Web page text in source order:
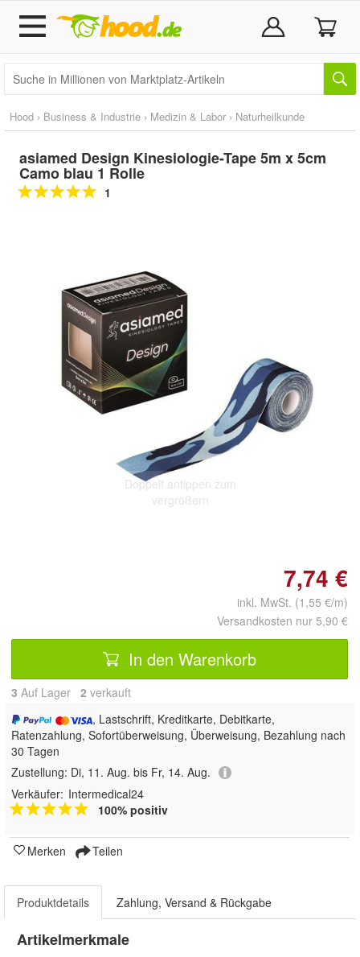
Hood › Business & Industrie › Medizin & Labor › Naturheilkunde
asiamed Design Kinesiologie-Tape 5m x 5cm
Camo blau 1 Rolle
1
Doppelt antippen zum
vergrößern
7,74 €
inkl. MwSt. (1,55 €/m)
Versandkosten nur 5,90 €
In den Warenkorb
3 Auf Lager 2 verkauft
, Lastschrift, Kreditkarte, Debitkarte,
Ratenzahlung, Sofortüberweisung, Überweisung, Bezahlung nach
30 Tagen
Zustellung: Di, 11. Aug. bis Fr, 14. Aug.
Verkäufer: Intermedical24
100% positiv
Merken Teilen
Produktdetails Zahlung, Versand & Rückgabe
Artikelmerkmale